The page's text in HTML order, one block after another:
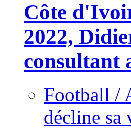
Côte
2022,
consultant
Football /
décline sa